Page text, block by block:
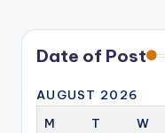
pagination
Date of Post
AUGUST 2026
M
T W